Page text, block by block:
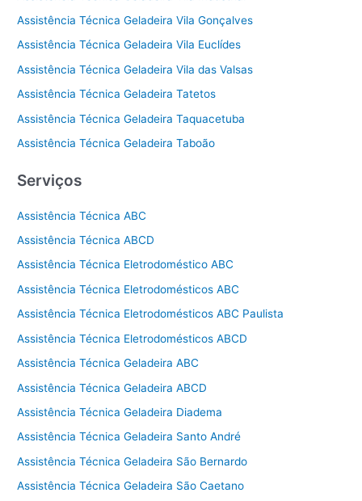
Assistência Técnica Geladeira Vila Gonçalves
Assistência Técnica Geladeira Vila Euclídes
Assistência Técnica Geladeira Vila das Valsas
Assistência Técnica Geladeira Tatetos
Assistência Técnica Geladeira Taquacetuba
Assistência Técnica Geladeira Taboão
Serviços
Assistência Técnica ABC
Assistência Técnica ABCD
Assistência Técnica Eletrodoméstico ABC
Assistência Técnica Eletrodomésticos ABC
Assistência Técnica Eletrodomésticos ABC Paulista
Assistência Técnica Eletrodomésticos ABCD
Assistência Técnica Geladeira ABC
Assistência Técnica Geladeira ABCD
Assistência Técnica Geladeira Diadema
Assistência Técnica Geladeira Santo André
Assistência Técnica Geladeira São Bernardo
Assistência Técnica Geladeira São Caetano